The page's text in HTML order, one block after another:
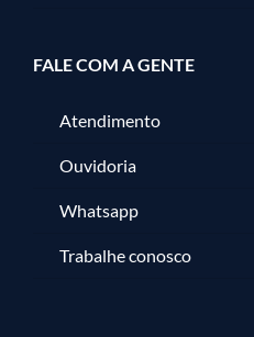
FALE COM A GENTE
Atendimento
Ouvidoria
Whatsapp
Trabalhe conosco